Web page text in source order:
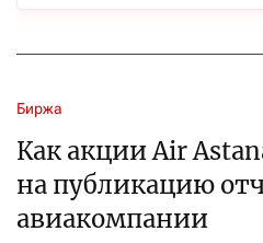
Биржа
Как акции Air
на публикацию
авиакомпании